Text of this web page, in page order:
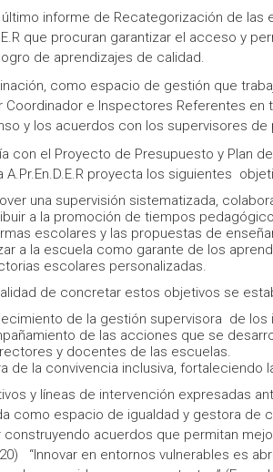
informe de Recategorización de
que procuran garantizar el acceso y
de aprendizajes de calidad.
como espacio de gestión que
Coordinador e Inspectores Referentes
y los acuerdos con los supervisores de
con el Proyecto de Presupuesto y Plan
A.Pr.En.D.E.R proyecta los siguientes
una supervisión sistematizada,
a la promoción de tiempos
escolares y las propuestas de
a la escuela como garante de los
escolares personalizadas.
de concretar estos objetivos se
de la gestión supervisora de
de las acciones que se
y docentes de las escuelas.
de la convivencia inclusiva,
y líneas de intervención expresadas
como espacio de igualdad y gestora de
construyendo acuerdos que permitan
“Innovar en entornos vulnerables es